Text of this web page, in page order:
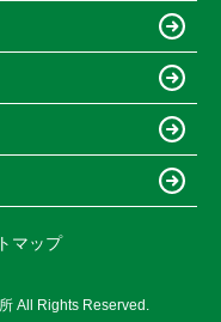
マップ
All Rights Reserved.